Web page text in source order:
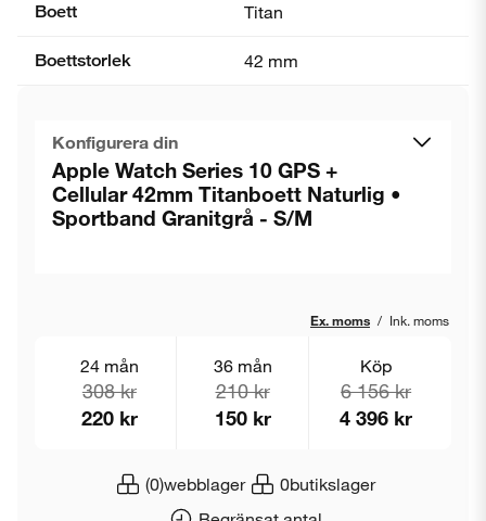
Boett Titan
Boettstorlek 42 mm
Konfigurera din
Apple Watch Series 10 GPS +
Cellular 42mm Titanboett Naturlig •
Sportband Granitgrå - S/M
Ex. moms / Ink. moms
(0)webblager 0butikslager
24 mån
308 kr
220 kr
36 mån
210 kr
150 kr
Köp
6 156 kr
4 396 kr